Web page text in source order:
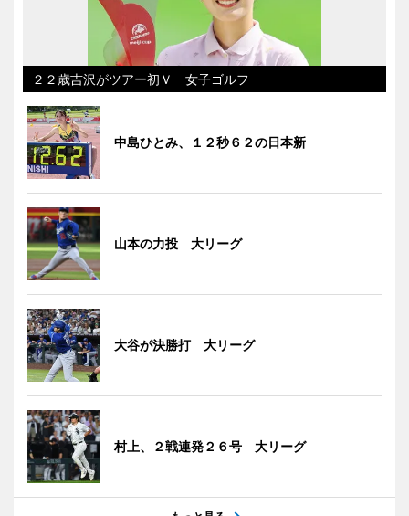
２２歳吉沢がツアー初Ｖ 女子ゴルフ
中島ひとみ、１２秒６２の日本新
山本の力投 大リーグ
大谷が決勝打 大リーグ
村上、２戦連発２６号 大リーグ